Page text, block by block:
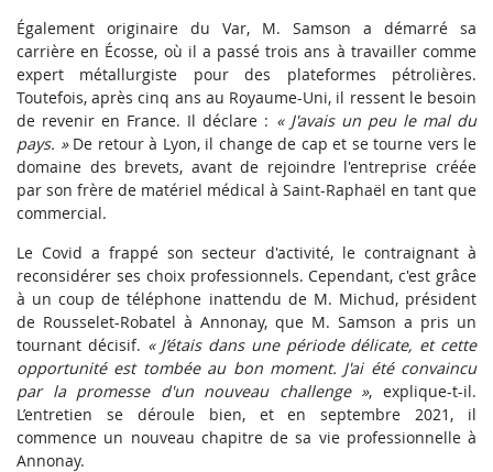
Également originaire du Var, M. Samson a démarré sa
carrière en Écosse, où il a passé trois ans à travailler comme
expert métallurgiste pour des plateformes pétrolières.
Toutefois, après cinq ans au Royaume-Uni, il ressent le besoin
de revenir en France. Il déclare : « J'avais un peu le mal du
pays. »De retour à Lyon, il change de cap et se tourne vers le
domaine des brevets, avant de rejoindre l'entreprise créée
par son frère de matériel médical à Saint-Raphaël en tant que
commercial.
Le Covid a frappé son secteur d'activité, le contraignant à
reconsidérer ses choix professionnels. Cependant, c'est grâce
à un coup de téléphone inattendu de M. Michud, président
de Rousselet-Robatel à Annonay, que M. Samson a pris un
tournant décisif. « J’étais dans une période délicate, et cette
opportunité est tombée au bon moment. J'ai été convaincu
par la promesse d'un nouveau challenge », explique-t-il.
L’entretien se déroule bien, et en septembre 2021, il
commence un nouveau chapitre de sa vie professionnelle à
Annonay.